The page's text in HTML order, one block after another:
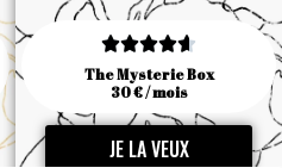

The Mysterie Box
30 € / mois
JE LA VEUX